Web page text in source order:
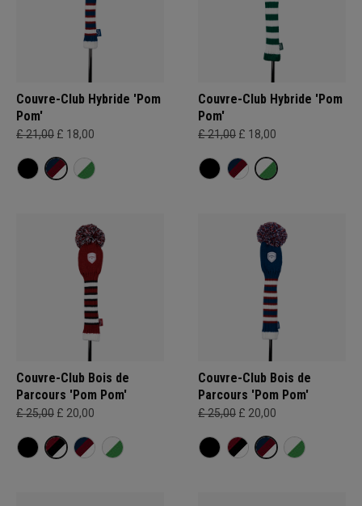
Couvre-Club Hybride 'Pom
Pom'
£ 21,00 £ 18,00
Couvre-Club Hybride 'Pom
Pom'
£ 21,00 £ 18,00
Couvre-Club Bois de
Parcours 'Pom Pom'
£ 25,00 £ 20,00
Couvre-Club Bois de
Parcours 'Pom Pom'
£ 25,00 £ 20,00